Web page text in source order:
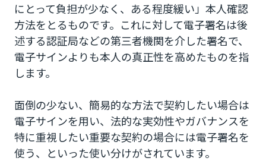
にとって負担が少なく、ある程度緩い」本人確認
方法をとるものです。これに対して電子署名は後
述する認証局などの第三者機関を介した署名で、
電子サインよりも本人の真正性を高めたものを指
します。
面倒の少ない、簡易的な方法で契約したい場合は
電子サインを用い、法的な実効性やガバナンスを
特に重視したい重要な契約の場合には電子署名を
使う、といった使い分けがされています。